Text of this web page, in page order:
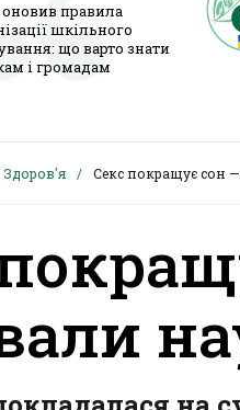
правила
шкільного
що варто знати
і громадам
Здоров'я Секс покращує сон